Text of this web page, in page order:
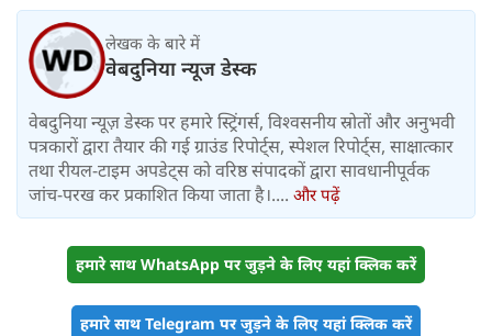
लेखक के बारे में
वेबदुनिया न्यूज डेस्क
वेबदुनिया न्यूज़ डेस्क पर हमारे स्ट्रिंगर्स, विश्वसनीय स्रोतों और अनुभवी
पत्रकारों द्वारा तैयार की गई ग्राउंड रिपोर्ट्स, स्पेशल रिपोर्ट्स, साक्षात्कार
तथा रीयल-टाइम अपडेट्स को वरिष्ठ संपादकों द्वारा सावधानीपूर्वक
जांच-परख कर प्रकाशित किया जाता है।.... और पढ़ें
हमारे साथ WhatsApp पर जुड़ने के लिए यहां क्लिक करें
हमारे साथ Telegram पर जुड़ने के लिए यहां क्लिक करें